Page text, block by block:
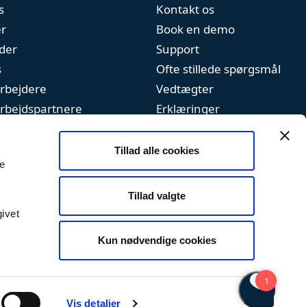
Vis detaljer
Tillad alle cookies
Tillad valgte
Kun nødvendige cookies
Kontakt os
Book en demo
Support
Ofte stillede spørgsmål
Vedtægter
Erklæringer
Handelsbetingelser
Cookiepolitik